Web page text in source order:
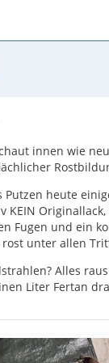
innen wie
heute
KEIN
Fugen und ein
unter allen
Alles
Liter Fertan